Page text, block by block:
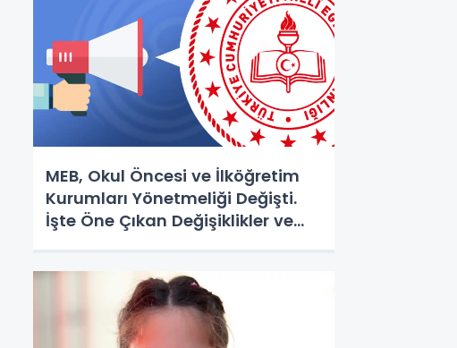
MEB, Okul Öncesi ve İlköğretim
Kurumları Yönetmeliği Değişti.
İşte Öne Çıkan Değişiklikler ve